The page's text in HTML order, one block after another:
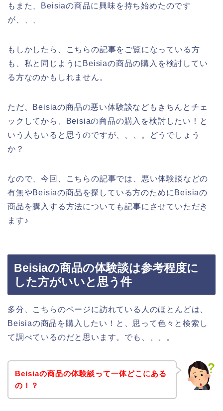
もまた、Beisiaの商品に興味を持ち始めたのです
が、、、
もしかしたら、こちらの記事をご覧になっている方
も、私と同じようにBeisiaの商品の購入を検討してい
る方なのかもしれません。
ただ、Beisiaの商品の悪い体験談などもきちんとチェ
ックしてから、Beisiaの商品の購入を検討したい！と
いう人もいると思うのですが、、、。どうでしょう
か？
なので、今回、こちらの記事では、悪い体験談などの
有無やBeisiaの商品を探している方のためにBeisiaの
商品を購入する方法についても記事にさせていただき
ます♪
Beisiaの商品の体験談は参考程度に
した方がいいと思う件
多分、こちらのページに訪れている人のほとんどは、
Beisiaの商品を購入したい！と、思って色々と検索し
て調べているのだと思います。でも、、、。
Beisiaの商品の体験談って一体どこにある
の！？